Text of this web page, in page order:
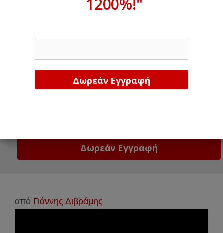
από Γιάννης Διβράμης
1200%!"